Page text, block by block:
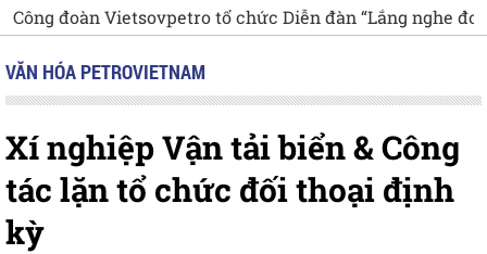
Công đoàn Vietsovpetro tổ chức Diễn đàn “Lắng nghe
VĂN HÓA PETROVIETNAM
Xí nghiệp Vận tải biển & Công
tác lặn tổ chức đối thoại định
kỳ